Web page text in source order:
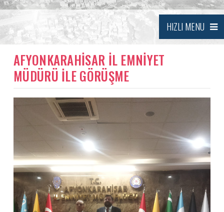
HIZLI MENU
AFYONKARAHİSAR İL EMNİYET
MÜDÜRÜ İLE GÖRÜŞME